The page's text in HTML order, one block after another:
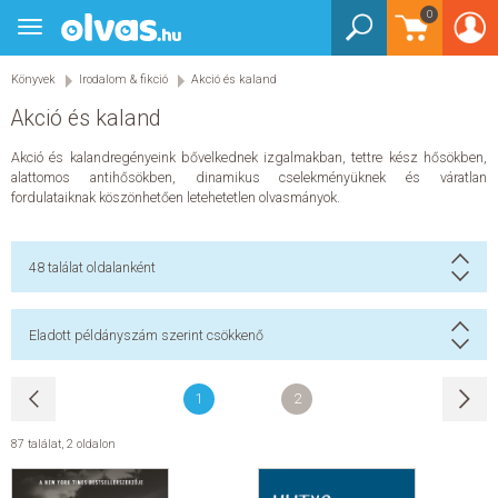
0
Toggle
navigation
Könyvek Irodalom & fikció Akció és kaland
Akció és kaland
Akció és kalandregényeink bővelkednek izgalmakban, tettre kész hősökben,
alattomos antihősökben, dinamikus cselekményüknek és váratlan
fordulataiknak köszönhetően letehetetlen olvasmányok.
48 találat oldalanként
Eladott példányszám szerint csökkenő
1 2
87 találat, 2 oldalon
Könyvek
Könyvek
Gyermek és ifjúsági
3-5 éves
Barátság
Akció, kaland, nyomozás
Mesekönyv
6-8 éves
Barátság
Mesekönyv
9-12 éves
Akció, kaland, nyomozás
Foglalkoztatók
Foglalkoztatók
Gyerekeknek
Gyerekeknek
Foglalkoztató